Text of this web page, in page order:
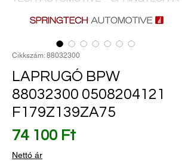
Cikkszám: 88032300
LAPRUGÓ BPW
88032300 0508204121
F179Z139ZA75
74 100 FtÁr
Nettó ár